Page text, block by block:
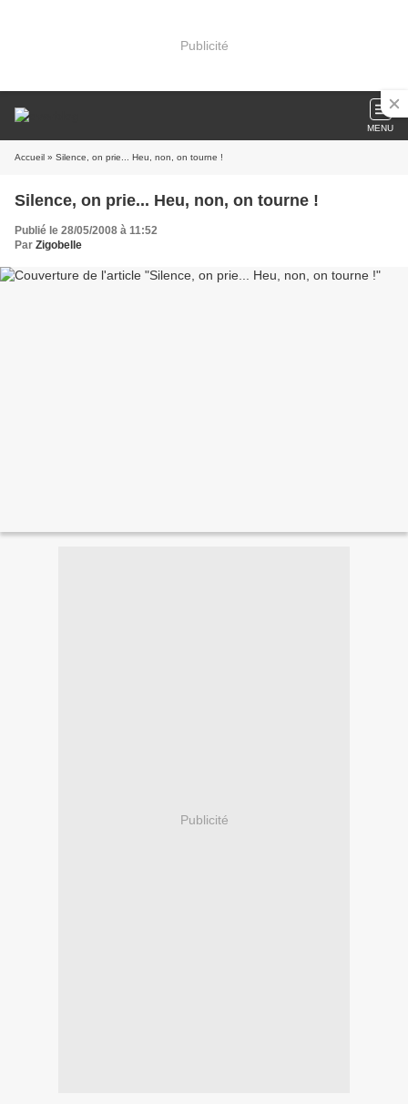
Publicité
MENU
Accueil » Silence, on prie... Heu, non, on tourne !
Silence, on prie... Heu, non, on tourne !
Publié le 28/05/2008 à 11:52
Par Zigobelle
Publicité